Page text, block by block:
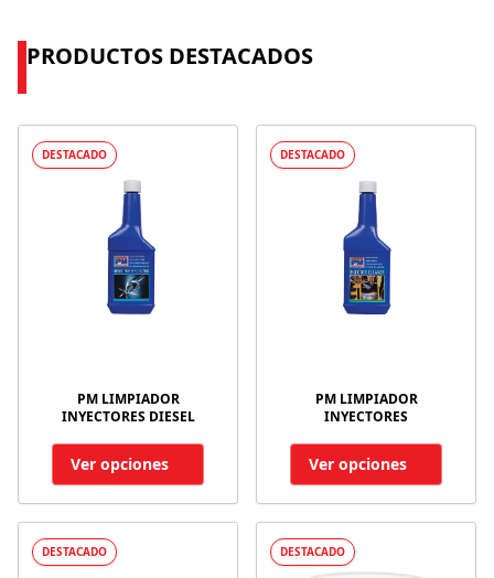
PRODUCTOS DESTACADOS
DESTACADO
PM LIMPIADOR
INYECTORES DIESEL
Ver opciones
DESTACADO
PM LIMPIADOR
INYECTORES
Ver opciones
DESTACADO DESTACADO